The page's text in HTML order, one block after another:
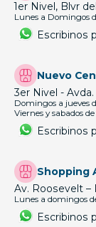
1er Nivel, Blvr
Lunes a Domingos
Escribinos
Nuevo
3er Nivel -
Domingos a jueves
Viernes y sabados
Escribinos
Shopping
Av. Roosevelt –
Lunes a domingos
Escribinos